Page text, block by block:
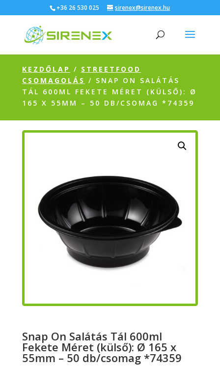
+36 26 530 025 sirenex@sirenex.hu
KEZDŐLAP / STREETFOOD
CSOMAGOLÁS / SNAP ON SALÁTÁS
TÁL 600ML FEKETE MÉRET (KÜLSŐ): Ø
165 X 55MM – 50 DB/CSOMAG *74359
Snap On Salátás Tál 600ml
Fekete Méret (külső): Ø 165 x
55mm – 50 db/csomag *74359